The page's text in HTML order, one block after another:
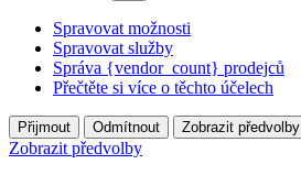
Spravovat možnosti
Spravovat služby
Správa {vendor_count} prodejců
Přečtěte si více o těchto účelech
Přijmout Odmítnout Zobrazit předvolby
Zobrazit předvolby